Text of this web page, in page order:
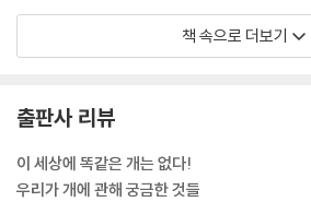
솔직히 말하면 실제로 자신의 개를 세심하게
다는 사실이 놀랍다. 업무 여건 탓도 있지만, 내
사람들은 얼굴 주름살을 없애려고 몇 백만 달러
통받고 일찍 죽을 수밖에 없는 쭈글쭈글한 얼굴
책 속으로 더보기
출판사 리뷰
이 세상에 똑같은 개는 없다!
우리가 개에 관해 궁금한 것들